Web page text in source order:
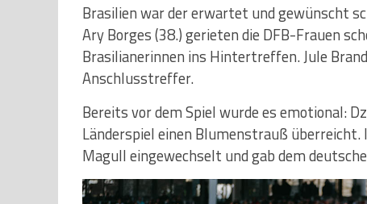
Brasilien war der erwartet und gewünscht
Ary Borges (38.) gerieten die DFB-Frauen
Brasilianerinnen ins Hintertreffen. Jule
Anschlusstreffer.
Bereits vor dem Spiel wurde es emotional:
Länderspiel einen Blumenstrauß
Magull eingewechselt und gab dem